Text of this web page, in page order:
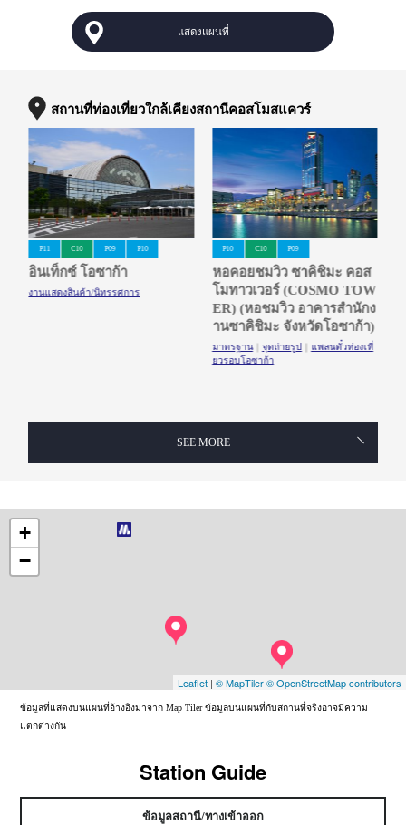
แสดงแผนที่
สถานที่ท่องเที่ยวใกล้เคียงสถานีคอสโมสแควร์
P11 C10 P09 P10
อินเท็กซ์ โอซาก้า
งานแสดงสินค้า/นิทรรศการ
P10 C10 P09
หอคอยชมวิว ซาคิชิมะ คอส
โมทาวเวอร์ (COSMO TOW
ER) (หอชมวิว อาคารสำนักง
านซาคิชิมะ จังหวัดโอซาก้า)
มาตรฐาน จุดถ่ายรูป
แพลนตั๋วท่องเที่
ยวรอบโอซาก้า
SEE MORE
+
−
Leaflet | © MapTiler© OpenStreetMap contributors
ข้อมูลที่แสดงบนแผนที่อ้างอิงมาจาก Map Tiler ข้อมูลบนแผนที่กับสถานที่จริงอาจมีความ
แตกต่างกัน
Station Guide
ข้อมูลสถานี/ทางเข้าออก